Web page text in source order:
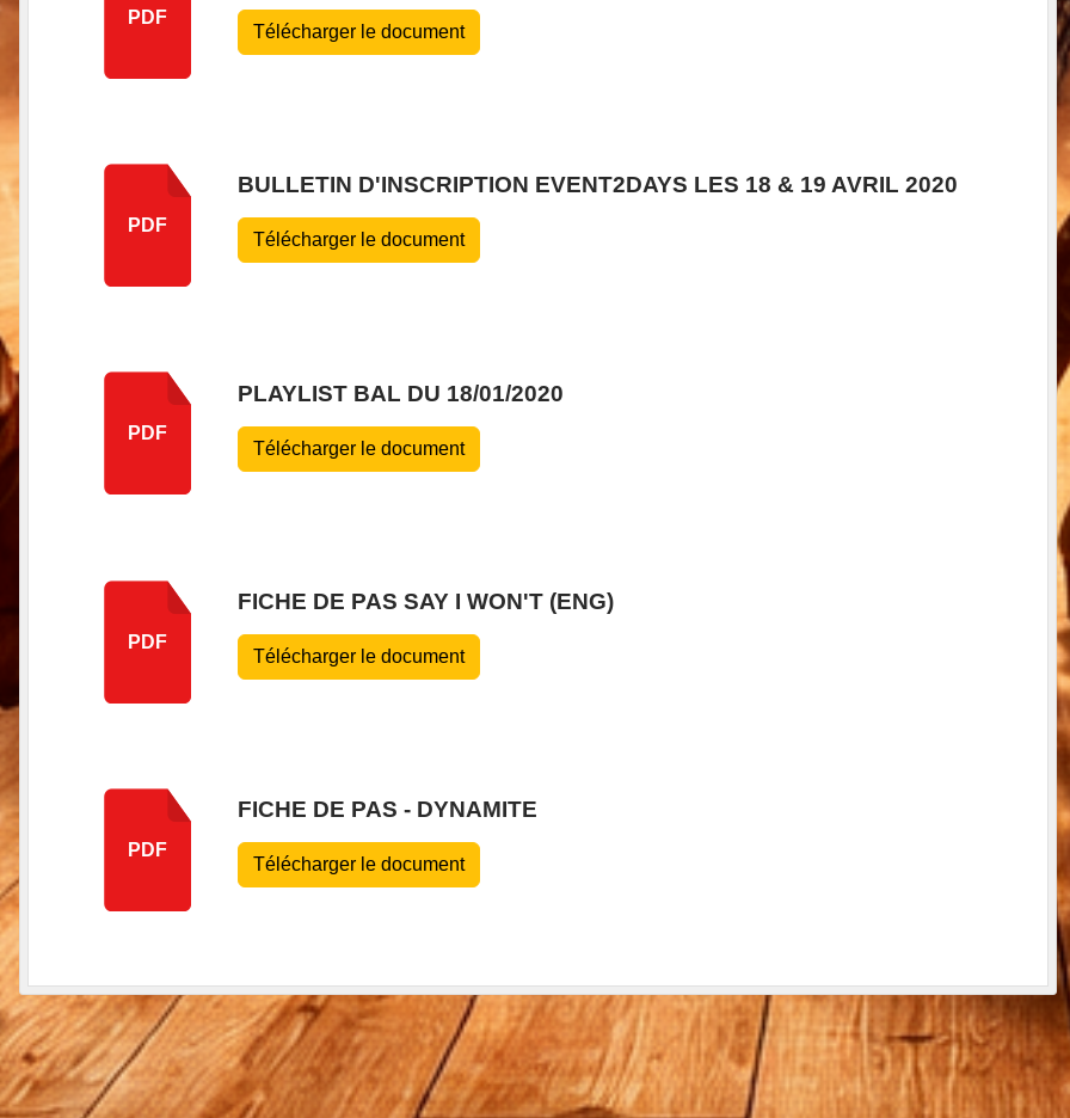
PDF
Télécharger le document
PDF
BULLETIN D'INSCRIPTION EVENT2DAYS LES 18 & 19 AVRIL 2020
Télécharger le document
PDF
PLAYLIST BAL DU 18/01/2020
Télécharger le document
PDF
FICHE DE PAS SAY I WON'T (ENG)
Télécharger le document
PDF
FICHE DE PAS - DYNAMITE
Télécharger le document